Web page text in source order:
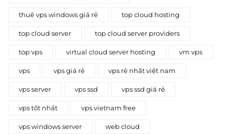
thuê vps windows giá rẻ top cloud hosting
top cloud server top cloud server providers
top vps virtual cloud server hosting vm vps
vps vps giá rẻ vps rẻ nhất việt nam
vps server vps ssd vps ssd giá rẻ
vps tốt nhất vps vietnam free
vps windows server web cloud